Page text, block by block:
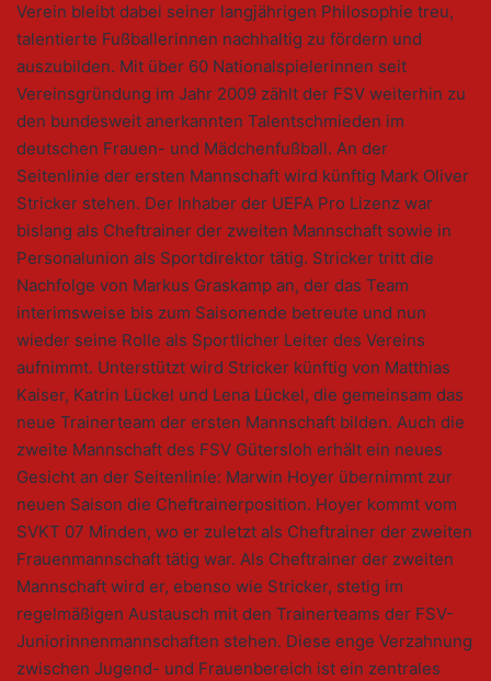
Verein bleibt dabei seiner langjährigen Philosophie treu,
talentierte Fußballerinnen nachhaltig zu fördern und
auszubilden. Mit über 60 Nationalspielerinnen seit
Vereinsgründung im Jahr 2009 zählt der FSV weiterhin zu
den bundesweit anerkannten Talentschmieden im
deutschen Frauen- und Mädchenfußball. An der
Seitenlinie der ersten Mannschaft wird künftig Mark Oliver
Stricker stehen. Der Inhaber der UEFA Pro Lizenz war
bislang als Cheftrainer der zweiten Mannschaft sowie in
Personalunion als Sportdirektor tätig. Stricker tritt die
Nachfolge von Markus Graskamp an, der das Team
interimsweise bis zum Saisonende betreute und nun
wieder seine Rolle als Sportlicher Leiter des Vereins
aufnimmt. Unterstützt wird Stricker künftig von Matthias
Kaiser, Katrin Lückel und Lena Lückel, die gemeinsam das
neue Trainerteam der ersten Mannschaft bilden. Auch die
zweite Mannschaft des FSV Gütersloh erhält ein neues
Gesicht an der Seitenlinie: Marwin Hoyer übernimmt zur
neuen Saison die Cheftrainerposition. Hoyer kommt vom
SVKT 07 Minden, wo er zuletzt als Cheftrainer der zweiten
Frauenmannschaft tätig war. Als Cheftrainer der zweiten
Mannschaft wird er, ebenso wie Stricker, stetig im
regelmäßigen Austausch mit den Trainerteams der FSV-
Juniorinnenmannschaften stehen. Diese enge Verzahnung
zwischen Jugend- und Frauenbereich ist ein zentrales